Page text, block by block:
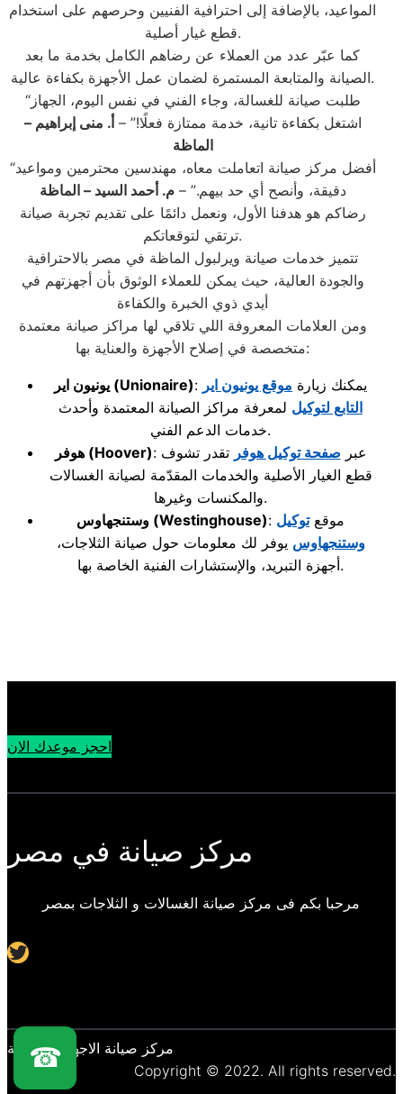
المواعيد، بالإضافة إلى احترافية الفنيين وحرصهم على استخدام
قطع غيار أصلية.
كما عبّر عدد من العملاء عن رضاهم الكامل بخدمة ما بعد
الصيانة والمتابعة المستمرة لضمان عمل الأجهزة بكفاءة عالية.
“طلبت صيانة للغسالة، وجاء الفني في نفس اليوم، الجهاز
اشتغل بكفاءة تانية، خدمة ممتازة فعلًا!” – أ. منى إبراهيم –
الماظة
“أفضل مركز صيانة اتعاملت معاه، مهندسين محترمين ومواعيد
دقيقة، وأنصح أي حد بيهم.” –م. أحمد السيد – الماظة
رضاكم هو هدفنا الأول، ونعمل دائمًا على تقديم تجربة صيانة
ترتقي لتوقعاتكم.
تتميز خدمات صيانة ويرلبول الماظة في مصر بالاحترافية
والجودة العالية، حيث يمكن للعملاء الوثوق بأن أجهزتهم في
أيدي ذوي الخبرة والكفاءة
ومن العلامات المعروفة اللي تلاقي لها مراكز صيانة معتمدة
متخصصة في إصلاح الأجهزة والعناية بها:
يونيون اير (Unionaire) : يمكنك زيارة موقع يونيون اير
التابع لتوكيل لمعرفة مراكز الصيانة المعتمدة وأحدث
خدمات الدعم الفني.
هوفر(Hoover) : عبر صفحة توكيل هوفر تقدر تشوف
قطع الغيار الأصلية والخدمات المقدّمة لصيانة الغسالات
والمكنسات وغيرها.
وستنجهاوس (Westinghouse) : موقعتوكيل
وستنجهاوس يوفر لك معلومات حول صيانة الثلاجات،
أجهزة التبريد، والإستشارات الفنية الخاصة بها.
احجز موعدك الان
مركز صيانة في مصر
مرحبا بكم فى مركز صيانة الغسالات و الثلاجات بمصر
Twitter
مركز صيانة الاجهزة المنزلية
Copyright © 2022. All rights reserved.
☎